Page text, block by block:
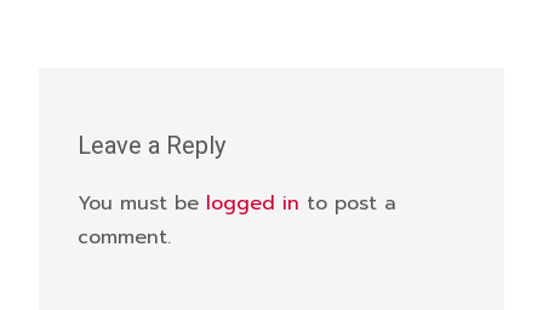
Leave a Reply
You must be logged in to post a
comment.